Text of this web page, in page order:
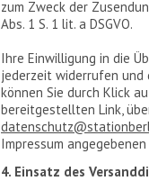
zum Zweck der
Abs. 1 S. 1 lit. a DSGVO.
Ihre Einwilligung in die
jederzeit widerrufen und
können Sie durch Klick
bereitgestellten Link,
Impressum
4. Einsatz des